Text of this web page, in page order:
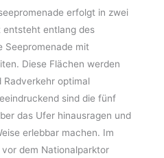
erfolgt in zwei
entsteht entlang des
Seepromenade mit
Diese Flächen werden
optimal
sind die fünf
das Ufer hinausragen und
erlebbar machen. Im
dem Nationalparktor